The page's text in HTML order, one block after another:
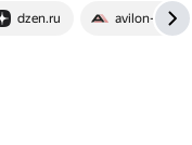
dzen.ru avilon-trade.ru